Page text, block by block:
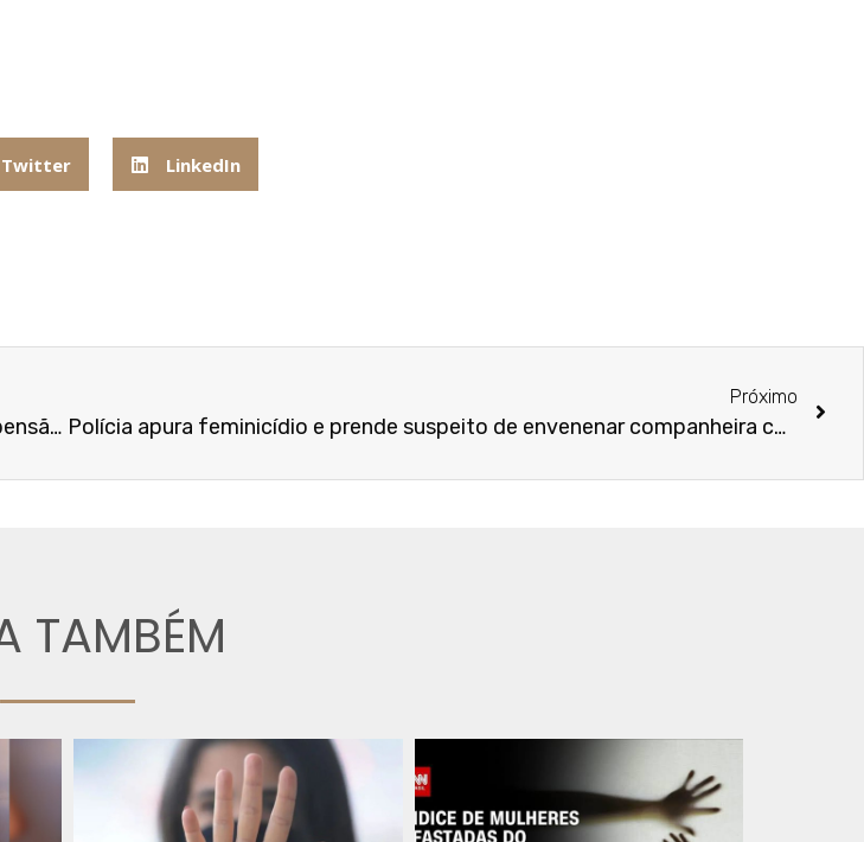
Twitter LinkedIn
Mulher que vivia em união estável homoafetiva conquista direito à pensão por morte da companheira
Próximo
Polícia apura feminicídio e prende suspeito de envenenar companheira com ‘chumbinho’ em São Gonçalo
TAMBÉM